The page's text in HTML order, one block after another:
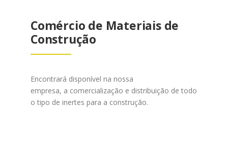
Comércio de Materiais de
Construção
Encontrará disponível na nossa
empresa, a comercialização e distribuição de todo
o tipo de inertes para a construção.